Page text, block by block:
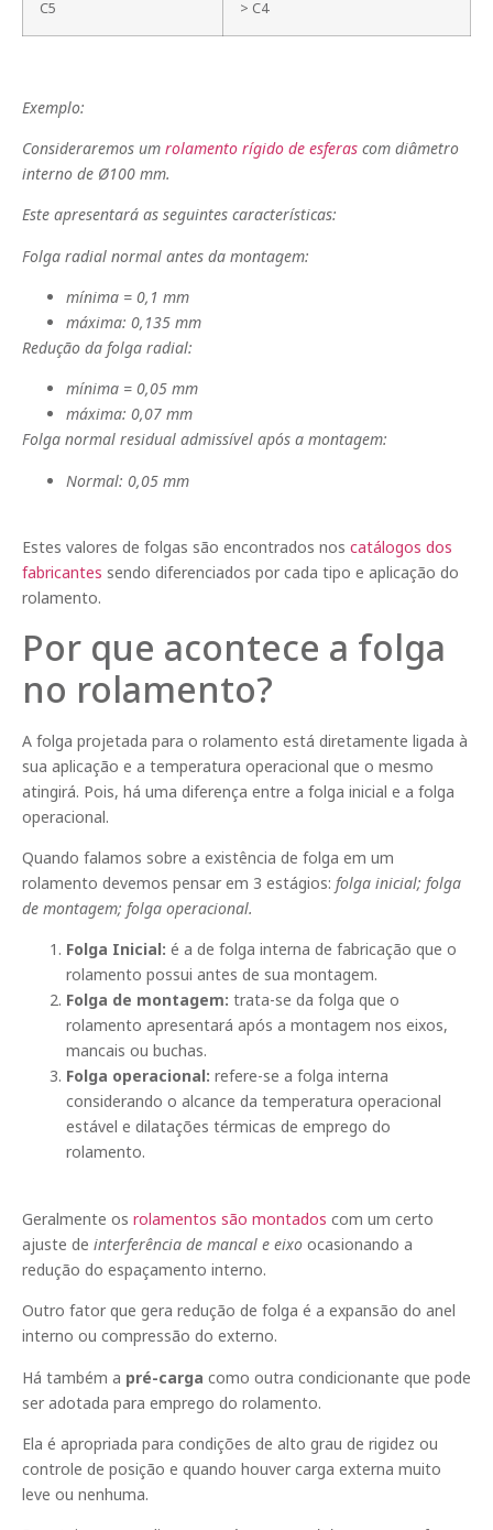
C5 > C4
Exemplo:
Consideraremos um rolamento rígido de esferas com diâmetro
interno de Ø100 mm.
Este apresentará as seguintes características:
Folga radial normal antes da montagem:
mínima = 0,1 mm
máxima: 0,135 mm
Redução da folga radial:
mínima = 0,05 mm
máxima: 0,07 mm
Folga normal residual admissível após a montagem:
Normal: 0,05 mm
Estes valores de folgas são encontrados nos catálogos dos
fabricantes sendo diferenciados por cada tipo e aplicação do
rolamento.
Por que acontece a folga
no rolamento?
A folga projetada para o rolamento está diretamente ligada à
sua aplicação e a temperatura operacional que o mesmo
atingirá. Pois, há uma diferença entre a folga inicial e a folga
operacional.
Quando falamos sobre a existência de folga em um
rolamento devemos pensar em 3 estágios: folga inicial; folga
de montagem; folga operacional.
Folga Inicial: é a de folga interna de fabricação que o
rolamento possui antes de sua montagem.
Folga de montagem: trata-se da folga que o
rolamento apresentará após a montagem nos eixos,
mancais ou buchas.
Folga operacional: refere-se a folga interna
considerando o alcance da temperatura operacional
estável e dilatações térmicas de emprego do
rolamento.
Geralmente os rolamentos são montados com um certo
ajuste de interferência de mancal e eixo ocasionando a
redução do espaçamento interno.
Outro fator que gera redução de folga é a expansão do anel
interno ou compressão do externo.
Há também a pré-carga como outra condicionante que pode
ser adotada para emprego do rolamento.
Ela é apropriada para condições de alto grau de rigidez ou
controle de posição e quando houver carga externa muito
leve ou nenhuma.